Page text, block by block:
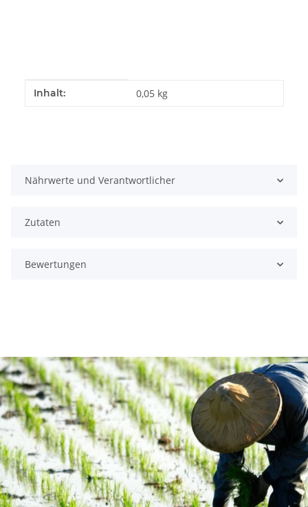
Produkteigenschaft
Wert
Inhalt: 0,05 kg
Nährwerte und Verantwortlicher
Zutaten
Bewertungen